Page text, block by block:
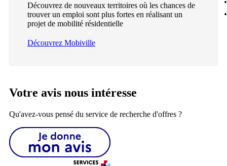
Découvrez de nouveaux territoires où les chances de
trouver un emploi sont plus fortes en réalisant un
projet de mobilité résidentielle
Découvrez Mobiville
Votre avis nous intéresse
Qu'avez-vous pensé du service de recherche d'offres ?